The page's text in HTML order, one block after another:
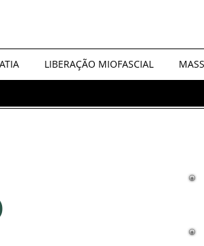
LIBERAÇÃO MIOFASCIAL